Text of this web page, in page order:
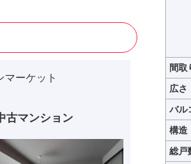
マーケット
古マンション
間取
広さ
バル
構造
総戸